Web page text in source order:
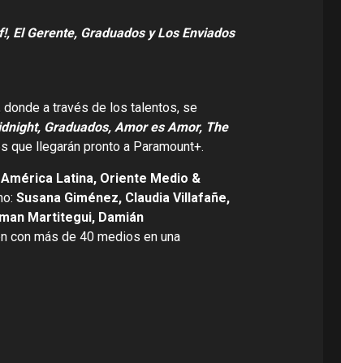
El Gerente, Graduados y Los Enviados
donde a través de los talentos, se
Graduados, Amor es Amor, The
llegarán pronto a Paramount+.
América Latina, Oriente Medio &
Susana Giménez, Claudia Villafañe,
Martitegui, Damián
con más de 40 medios en una